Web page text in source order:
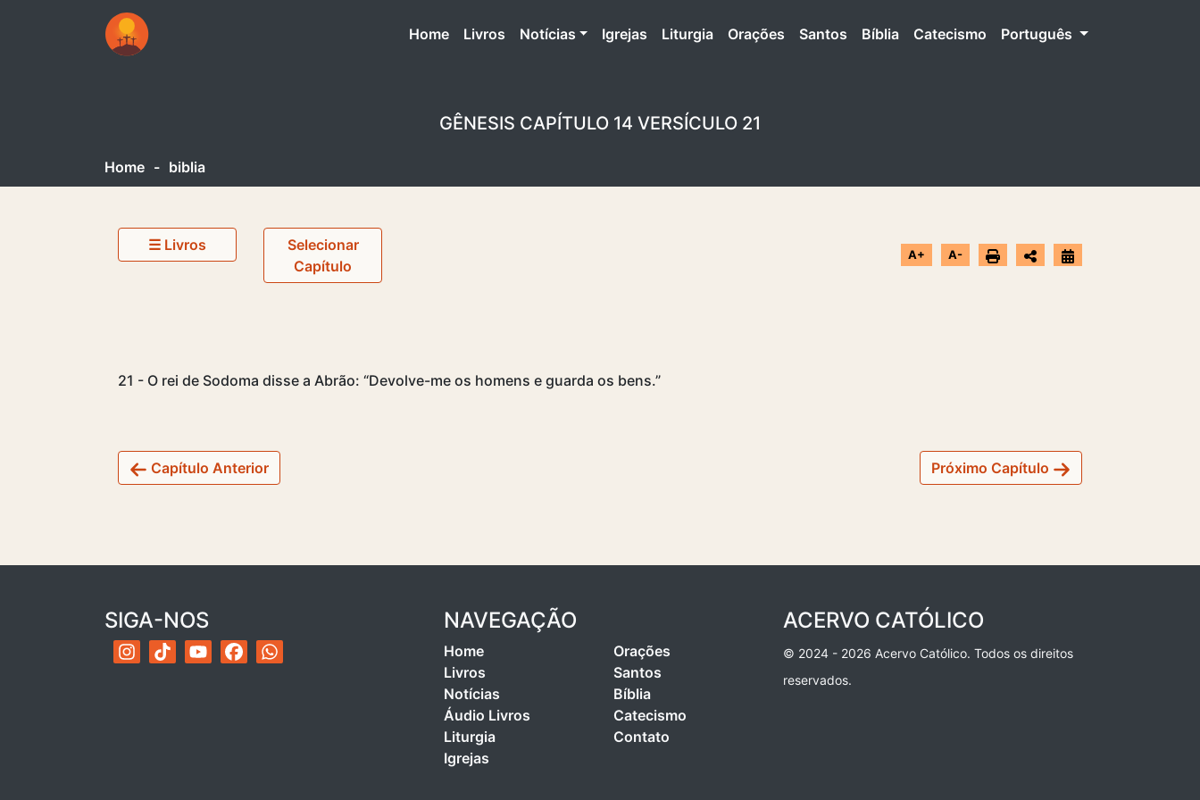
Home(atual)
Livros Notícias Igrejas Liturgia Orações Santos Bíblia Catecismo Português
GÊNESIS CAPÍTULO 14 VERSÍCULO 21
Home - biblia
☰ Livros
Selecionar
Capítulo
A+ A-
21 - O rei de Sodoma disse a Abrão: “Devolve-me os homens e guarda os bens.”
Capítulo Anterior Próximo Capítulo
SIGA-NOS NAVEGAÇÃO
Home
Livros
Notícias
Áudio Livros
Liturgia
Igrejas
Orações
Santos
Bíblia
Catecismo
Contato
ACERVO CATÓLICO
© 2024 - 2026 Acervo Católico. Todos os direitos
reservados.